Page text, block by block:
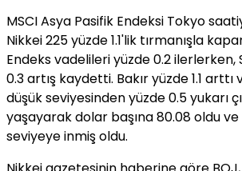
MSCI Asya Pasifik Endeksi Tokyo
Nikkei 225 yüzde 1.1'lik tırmanışla
Endeks vadelileri yüzde 0.2
0.3 artış kaydetti. Bakır yüzde 1.1
düşük seviyesinden yüzde 0.5 yukarı
yaşayarak dolar başına 80.08 oldu
seviyeye inmiş oldu.